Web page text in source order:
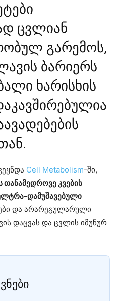
ცვლიან
გარემოს,
ბარიერს
ხარისხის
Cell Metabolism-ში,
თანამედროვე კვების
დამუშავებული
და არარეგულარული
დაცვას და ცვლის იმუნურ